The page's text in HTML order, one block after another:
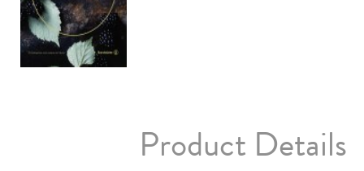
Product Details